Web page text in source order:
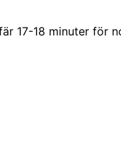
17-18 minuter för